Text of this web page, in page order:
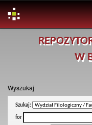
W
Wyszukaj
Szukaj:
for